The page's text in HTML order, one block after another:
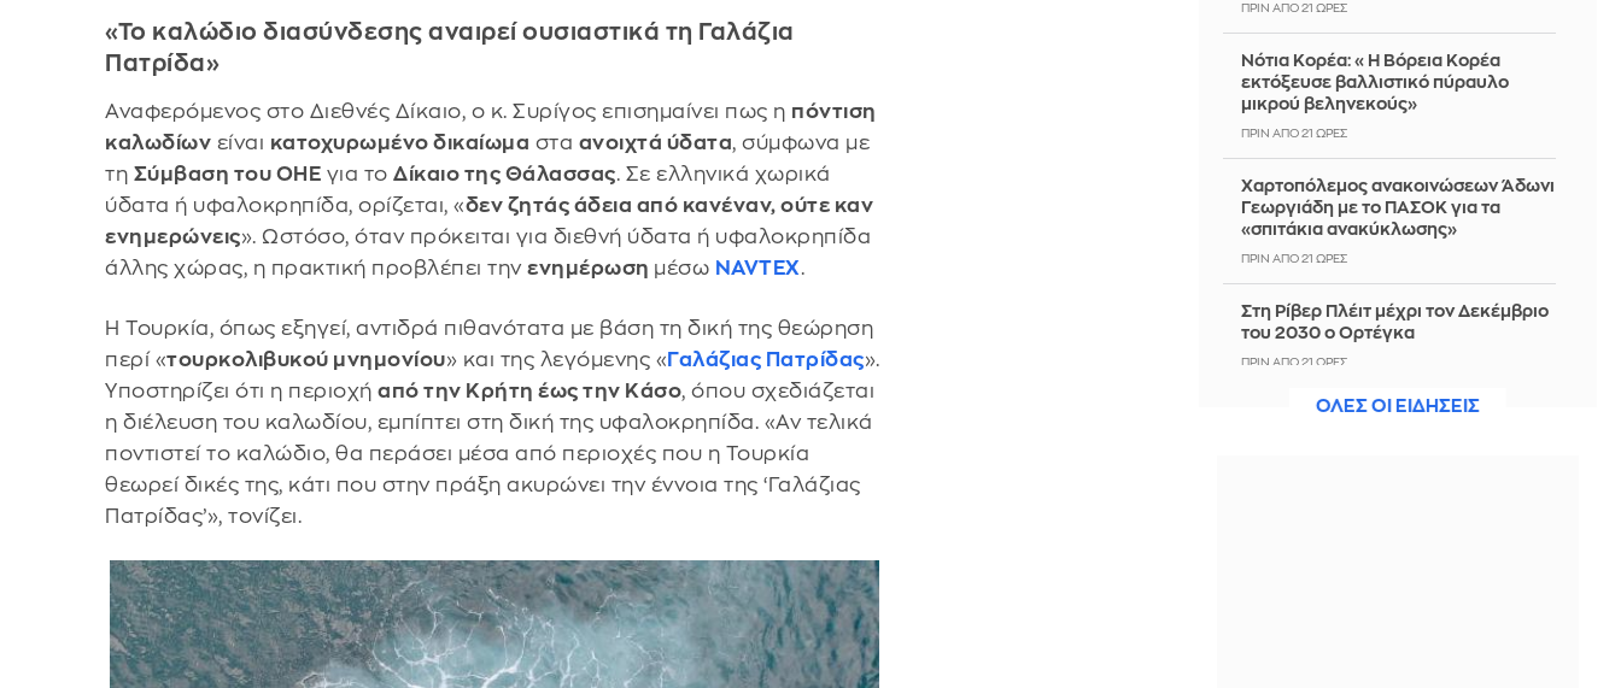
«Το καλώδιο διασύνδεσης αναιρεί ουσιαστικά τη Γαλάζια
Πατρίδα»
Αναφερόμενος στο Διεθνές Δίκαιο, ο κ. Συρίγος επισημαίνει πως η πόντιση
καλωδίων είναι κατοχυρωμένο δικαίωμα στα ανοιχτά ύδατα, σύμφωνα με
τη Σύμβαση του ΟΗΕ για τοΔίκαιο της Θάλασσας. Σε ελληνικά χωρικά
ύδατα ή υφαλοκρηπίδα, ορίζεται, «δεν ζητάς άδεια από κανέναν, ούτε καν
ενημερώνεις». Ωστόσο, όταν πρόκειται για διεθνή ύδατα ή υφαλοκρηπίδα
άλλης χώρας, η πρακτική προβλέπει τηνενημέρωση μέσω NAVTEX.
Η Τουρκία, όπως εξηγεί, αντιδρά πιθανότατα με βάση τη δική της θεώρηση
περί «τουρκολιβυκού μνημονίου» και της λεγόμενης « Γαλάζιας Πατρίδας».
Υποστηρίζει ότι η περιοχήαπό την Κρήτη έως την Κάσο, όπου σχεδιάζεται
η διέλευση του καλωδίου, εμπίπτει στη δική της υφαλοκρηπίδα. «Αν τελικά
ποντιστεί το καλώδιο, θα περάσει μέσα από περιοχές που η Τουρκία
θεωρεί δικές της, κάτι που στην πράξη ακυρώνει την έννοια της ‘Γαλάζιας
Πατρίδας’», τονίζει.
ΠΡΙΝ ΑΠΌ 21 ΏΡΕΣ
Νότια Κορέα: «Η Βόρεια Κορέα
εκτόξευσε βαλλιστικό πύραυλο
μικρού βεληνεκούς»
ΠΡΙΝ ΑΠΌ 21 ΏΡΕΣ
Χαρτοπόλεμος ανακοινώσεων Άδωνι
Γεωργιάδη με το ΠΑΣΟΚ για τα
«σπιτάκια ανακύκλωσης»
ΠΡΙΝ ΑΠΌ 21 ΏΡΕΣ
Στη Ρίβερ Πλέιτ μέχρι τον Δεκέμβριο
του 2030 ο Ορτέγκα
ΠΡΙΝ ΑΠΌ 21 ΏΡΕΣ
Νορβηγία: Μυστηριώδεις θάνατοι
ΟΛΕΣ ΟΙ ΕΙΔΗΣΕΙΣ